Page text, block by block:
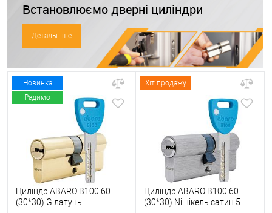
Встановлюємо дверні циліндри
Детальніше
Новинка
Радимо
Циліндр ABARO B100 60
(30*30) G латунь
Хіт продажу
Циліндр ABARO B100 60
(30*30) Ni нікель сатин 5